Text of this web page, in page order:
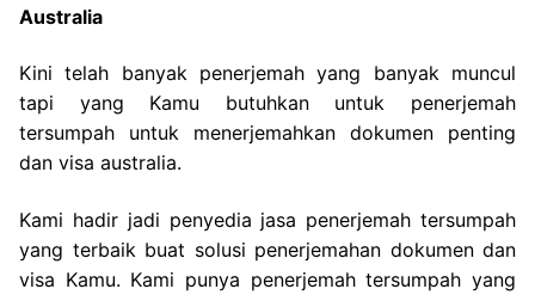
Australia
Kini telah banyak penerjemah yang banyak muncul
tapi yang Kamu butuhkan untuk penerjemah
tersumpah untuk menerjemahkan dokumen penting
dan visa australia.
Kami hadir jadi penyedia jasa penerjemah tersumpah
yang terbaik buat solusi penerjemahan dokumen dan
visa Kamu. Kami punya penerjemah tersumpah yang